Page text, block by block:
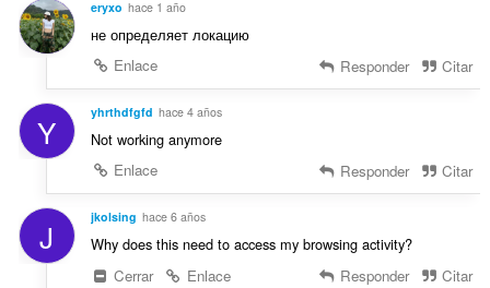
:i
o
:
eryxo hace 1 año
не определяет локацию
Enlace
Responder Citar
Y yhrthdfgfd hace 4 años
Not working anymore
Enlace
Responder Citar
J jkolsing hace 6 años
Why does this need to access my browsing activity?
Cerrar
Enlace Responder Citar